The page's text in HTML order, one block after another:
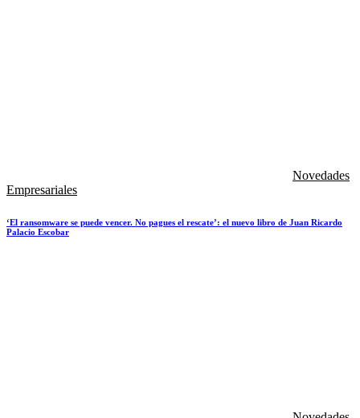
Novedades
Empresariales
‘El ransomware se puede vencer. No pagues el rescate’: el nuevo libro de Juan Ricardo
Palacio Escobar